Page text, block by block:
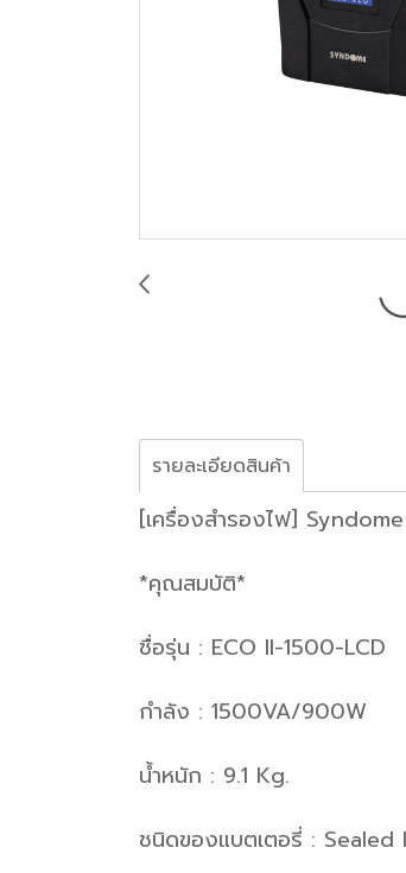
รายละเอียดสินค้า
[เครื่องสำรองไฟ]
*คุณสมบัติ*
ชื่อรุ่น : ECO II-1500-LCD
กำลัง : 1500VA/900W
น้ำหนัก : 9.1 Kg.
ชนิดของแบตเตอรี่ :